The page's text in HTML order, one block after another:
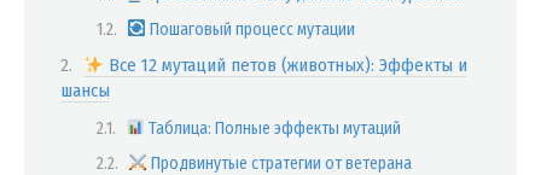
Пошаговый процесс мутации
Все 12 мутаций петов (животных): Эффекты и
шансы
Таблица: Полные эффекты мутаций
Продвинутые стратегии от ветерана